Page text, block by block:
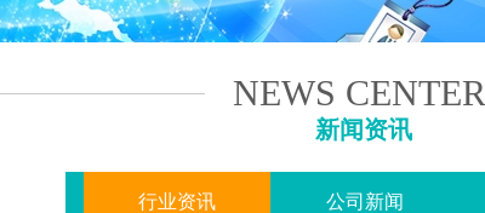
NEWS CENTER
新闻资讯
行业资讯 公司新闻